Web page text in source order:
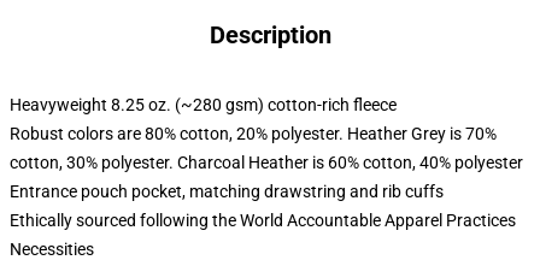
Description
Heavyweight 8.25 oz. (~280 gsm) cotton-rich fleece
Robust colors are 80% cotton, 20% polyester. Heather Grey is 70%
cotton, 30% polyester. Charcoal Heather is 60% cotton, 40% polyester
Entrance pouch pocket, matching drawstring and rib cuffs
Ethically sourced following the World Accountable Apparel Practices
Necessities